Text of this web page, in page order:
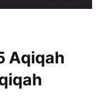
Aqiqah